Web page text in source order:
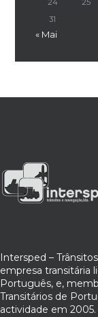
24
25
31
« Mai
Intersped –
empresa transitária
Português, e,
Transitários de
actividade em 2005.